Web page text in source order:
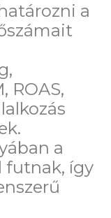
a
ROAS,
a
futnak, így